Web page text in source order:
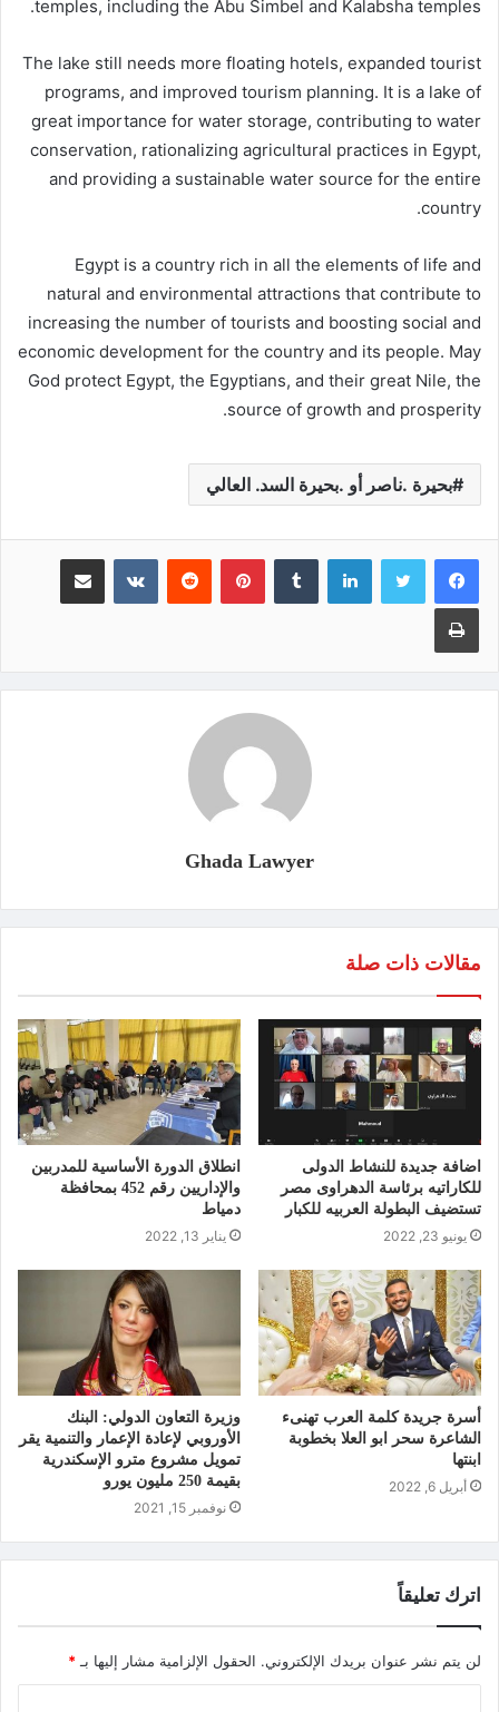
temples, including the Abu Simbel and Kalabsha temples.
The lake still needs more floating hotels, expanded tourist
programs, and improved tourism planning. It is a lake of
great importance for water storage, contributing to water
conservation, rationalizing agricultural practices in Egypt,
and providing a sustainable water source for the entire
country.
Egypt is a country rich in all the elements of life and
natural and environmental attractions that contribute to
increasing the number of tourists and boosting social and
economic development for the country and its people. May
God protect Egypt, the Egyptians, and their great Nile, the
source of growth and prosperity.
بحيرة .ناصر أو .بحيرة السد. العالي
لينكدإن بينتيريست
Ghada Lawyer
مقالات ذات صلة
اضافة جديدة للنشاط الدولى
للكاراتيه برئاسة الدهراوى مصر
تستضيف البطولة العربيه للكبار
يونيو 23, 2022
انطلاق الدورة الأساسية للمدربين
والإداريين رقم 452 بمحافظة
دمياط
يناير 13, 2022
أسرة جريدة كلمة العرب تهنىء
الشاعرة سحر ابو العلا بخطوبة
ابنتها
أبريل 6, 2022
وزيرة التعاون الدولي: البنك
الأوروبي لإعادة الإعمار والتنمية يقر
تمويل مشروع مترو الإسكندرية
بقيمة 250 مليون يورو
نوفمبر 15, 2021
اترك تعليقاً
لن يتم نشر عنوان بريدك الإلكتروني. الحقول الإلزامية مشار إليها بـ *